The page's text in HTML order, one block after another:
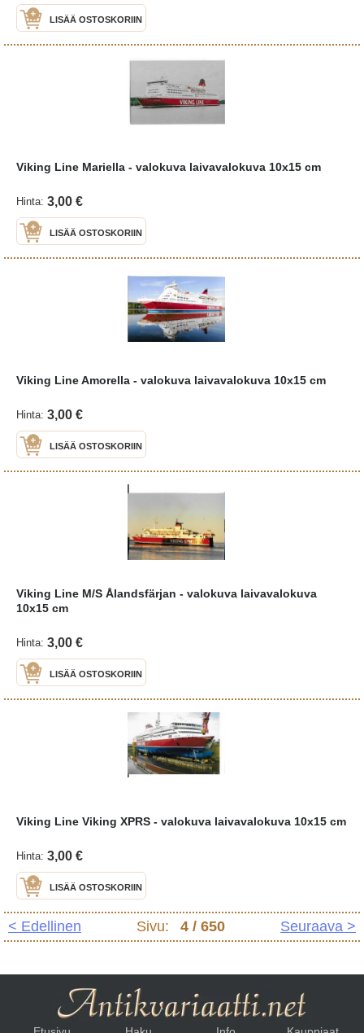
LISÄÄ OSTOSKORIIN
Viking Line Mariella - valokuva laivavalokuva 10x15 cm
Hinta: 3,00 €
LISÄÄ OSTOSKORIIN
Viking Line Amorella - valokuva laivavalokuva 10x15 cm
Hinta: 3,00 €
LISÄÄ OSTOSKORIIN
Viking Line M/S Ålandsfärjan - valokuva laivavalokuva
10x15 cm
Hinta: 3,00 €
LISÄÄ OSTOSKORIIN
Viking Line Viking XPRS - valokuva laivavalokuva 10x15 cm
Hinta: 3,00 €
LISÄÄ OSTOSKORIIN
< Edellinen Sivu: 4 / 650 Seuraava >